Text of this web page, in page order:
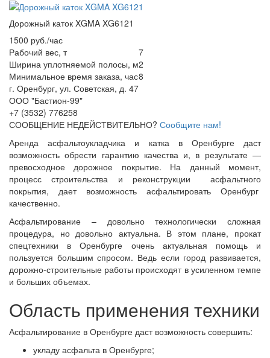
Дорожный каток XGMA XG6121
1500 руб./час
Рабочий вес, т
7
Ширина уплотняемой полосы, м2
Минимальное время заказа, час8
г. Оренбург, ул. Советская, д. 47
ООО "Бастион-99"
+7 (3532) 776258
СООБЩЕНИЕ НЕДЕЙСТВИТЕЛЬНО? Сообщите нам!
Аренда асфальтоукладчика и катка в Оренбурге даст
возможность обрести гарантию качества и, в результате —
превосходное дорожное покрытие. На данный момент,
процесс строительства и реконструкции асфальтного
покрытия, дает возможность асфальтировать Оренбург
качественно.
Асфальтирование – довольно технологически сложная
процедура, но довольно актуальна. В этом плане, прокат
спецтехники в Оренбурге очень актуальная помощь и
пользуется большим спросом. Ведь если город развивается,
дорожно-строительные работы происходят в усиленном темпе
и больших объемах.
Область применения техники
Асфальтирование в Оренбурге даст возможность совершить:
укладу асфальта в Оренбурге;